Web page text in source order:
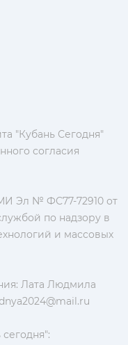
"Кубань Сегодня"
согласия
Эл № ФС77-72910 от
по надзору в
и массовых
Лата Людмила